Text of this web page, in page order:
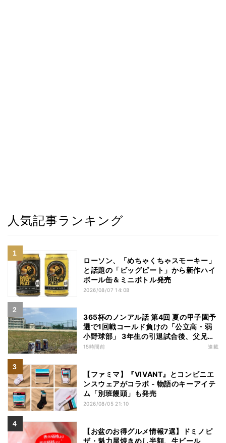
人気記事ランキング
ローソン、「めちゃくちゃスモーキー」
と話題の「ビッグピート」から新作ハイ
ボール缶＆ミニボトル発売
2026/08/07 14:08
365杯のノンアル話 第4回 夏の甲子園予
選で1回戦コールド負けの「公立高・弱
小野球部」 3年生の引退試合後、父兄
が“現場”で取り出したのは……
15時間前 連載
【ファミマ】『VIVANT』とコンビニエ
ンスウェアがコラボ - 物語のキーアイテ
ム「別班饅頭」も発売
2026/08/05 21:10
【お盆のお得グルメ情報7選】ドミノピ
ザ・魁力屋焼きめし半額、生ビール